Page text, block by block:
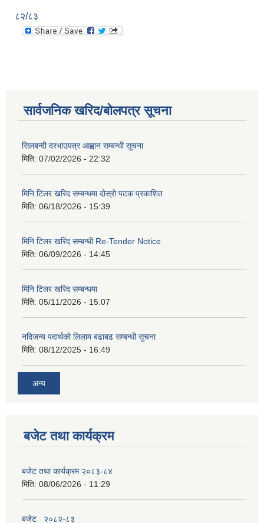
८२/८३
सार्वजनिक खरिद/बोलपत्र सूचना
सिलबन्दी दरभाउपत्र आह्वान सम्बन्धी सूचना
मिति: 07/02/2026 - 22:32
मिनि टिलर खरिद सम्बन्धमा दोस्रो पटक प्रकाशित
मिति: 06/18/2026 - 15:39
मिनि टिलर खरिद सम्बन्धी Re-Tender Notice
मिति: 06/09/2026 - 14:45
मिनि टिलर खरिद सम्बन्धमा
मिति: 05/11/2026 - 15:07
नदिजन्य पदार्थको लिलाम बढाबढ सम्बन्धी सुचना
मिति: 08/12/2025 - 16:49
अन्य
बजेट तथा कार्यक्रम
बजेट तथा कार्यक्रम २०८३-८४
मिति: 08/06/2026 - 11:29
बजेट_ २०८२-८३